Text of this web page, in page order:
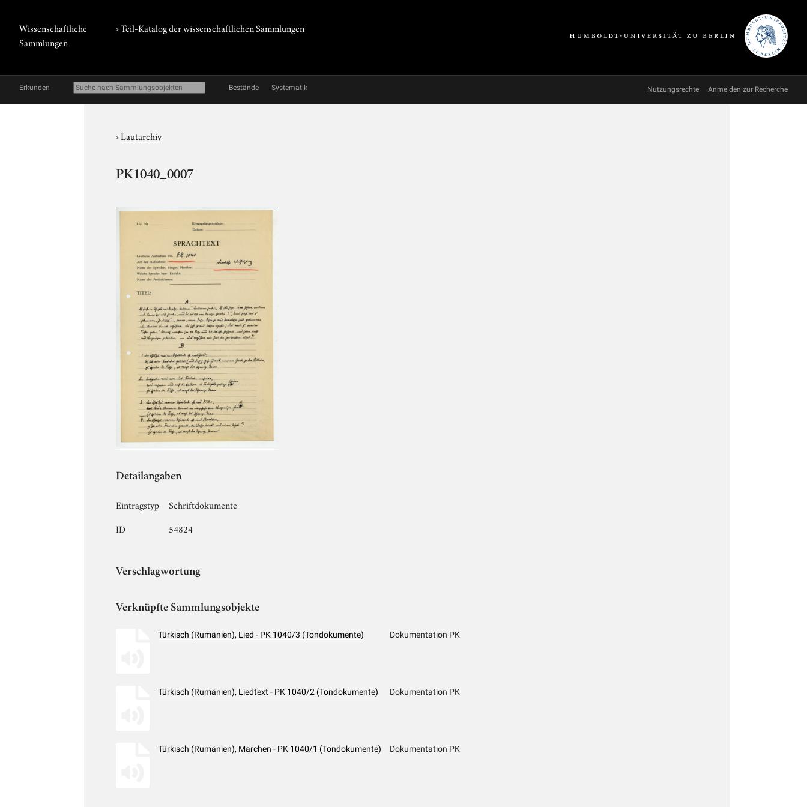
Wissenschaftliche
Sammlungen
› Teil-Katalog der wissenschaftlichen Sammlungen
Erkunden Bestände Systematik Nutzungsrechte Anmelden zur Recherche
›Lautarchiv
PK1040_0007
Detailangaben
Eintragstyp
Schriftdokumente
ID
54824
Verschlagwortung
Verknüpfte Sammlungsobjekte
Türkisch (Rumänien), Lied - PK 1040/3 (Tondokumente) Dokumentation PK
Türkisch (Rumänien), Liedtext - PK 1040/2 (Tondokumente) Dokumentation PK
Türkisch (Rumänien), Märchen - PK 1040/1 (Tondokumente) Dokumentation PK